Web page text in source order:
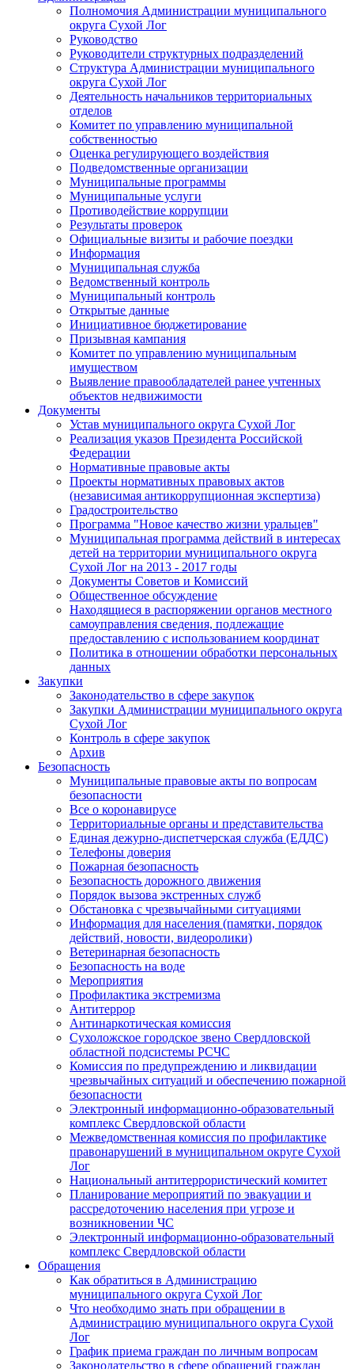
Полномочия Администрации муниципального
округа Сухой Лог
Руководство
Руководители структурных подразделений
Структура Администрации муниципального
округа Сухой Лог
Деятельность начальников территориальных
отделов
Комитет по управлению муниципальной
собственностью
Оценка регулирующего воздействия
Подведомственные организации
Муниципальные программы
Муниципальные услуги
Противодействие коррупции
Результаты проверок
Официальные визиты и рабочие поездки
Информация
Муниципальная служба
Ведомственный контроль
Муниципальный контроль
Открытые данные
Инициативное бюджетирование
Призывная кампания
Комитет по управлению муниципальным
имуществом
Выявление правообладателей ранее учтенных
объектов недвижимости
Документы
Устав муниципального округа Сухой Лог
Реализация указов Президента Российской
Федерации
Нормативные правовые акты
Проекты нормативных правовых актов
(независимая антикоррупционная экспертиза)
Градостроительство
Программа "Новое качество жизни уральцев"
Муниципальная программа действий в интересах
детей на территории муниципального округа
Сухой Лог на 2013 - 2017 годы
Документы Советов и Комиссий
Общественное обсуждение
Находящиеся в распоряжении органов местного
самоуправления сведения, подлежащие
предоставлению с использованием координат
Политика в отношении обработки персональных
данных
Закупки
Законодательство в сфере закупок
Закупки Администрации муниципального округа
Сухой Лог
Контроль в сфере закупок
Архив
Безопасность
Муниципальные правовые акты по вопросам
безопасности
Все о коронавирусе
Территориальные органы и представительства
Единая дежурно-диспетчерская служба (ЕДДС)
Телефоны доверия
Пожарная безопасность
Безопасность дорожного движения
Порядок вызова экстренных служб
Обстановка с чрезвычайными ситуациями
Информация для населения (памятки, порядок
действий, новости, видеоролики)
Ветеринарная безопасность
Безопасность на воде
Мероприятия
Профилактика экстремизма
Антитеррор
Антинаркотическая комиссия
Сухоложское городское звено Свердловской
областной подсистемы РСЧС
Комиссия по предупреждению и ликвидации
чрезвычайных ситуаций и обеспечению пожарной
безопасности
Электронный информационно-образовательный
комплекс Cвердловской области
Межведомственная комиссия по профилактике
правонарушений в муниципальном округе Сухой
Лог
Национальный антитеррористический комитет
Планирование мероприятий по эвакуации и
рассредоточению населения при угрозе и
возникновении ЧС
Электронный информационно-образовательный
комплекс Свердловской области
Обращения
Как обратиться в Администрацию
муниципального округа Сухой Лог
Что необходимо знать при обращении в
Администрацию муниципального округа Сухой
Лог
График приема граждан по личным вопросам
Законодательство в сфере обращений граждан